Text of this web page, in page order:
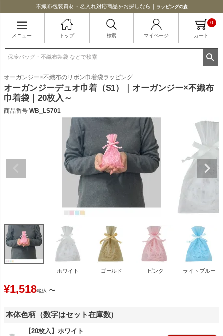
不織布包装資材・名入れ対応商品をお探しなら｜ ラッピングの森
メニュー トップ 検索 マイページ カート
0
オーガンジー×不織布のリボン巾着袋ラッピング
オーガンジーデュオ巾着（S1）｜オーガンジー×不織布
巾着袋｜20枚入～
商品番号 WB_LS701
ホワイト ゴールド ピンク ライトブルー
¥1,518税込 〜
本体色柄（数字はセット在庫数）
【20枚入】ホワイト